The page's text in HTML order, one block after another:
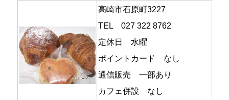
高崎市石原町3227
TEL 027 322 8762
定休日 水曜
ポイントカード なし
通信販売 一部あり
カフェ併設 なし